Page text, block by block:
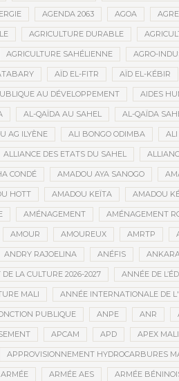
AGENDA 2063 AGOA
AGRICULTURE DURABLE
AGRICULTURE SAHÉLIENNE AGRO-
AÏD EL-FITR AÏD EL-KÉBIR
AU DÉVELOPPEMENT AIDES
AL-QAÏDA AU SAHEL AL-QAÏDA
AG ILYÈNE ALI BONGO ODIMBA
ALLIANCE DES ETATS DU SAHEL
CONDÉ AMADOU AYA SANOGO
HOTT AMADOU KEÏTA AMADOU
AMÉNAGEMENT AMÉNAGEMENT
AMOUR AMOUREUX AMRTP
ANDRY RAJOELINA ANÉFIS
LA CULTURE 2026-2027 ANNÉE DE
MALI ANNÉE INTERNATIONALE DE
PUBLIQUE ANPE ANR
APCAM APD APEX MALI
APPROVISIONNEMENT HYDROCARBURES
ARMÉE ARMÉE AES ARMÉE